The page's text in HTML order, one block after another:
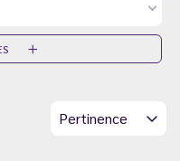
Pertinence